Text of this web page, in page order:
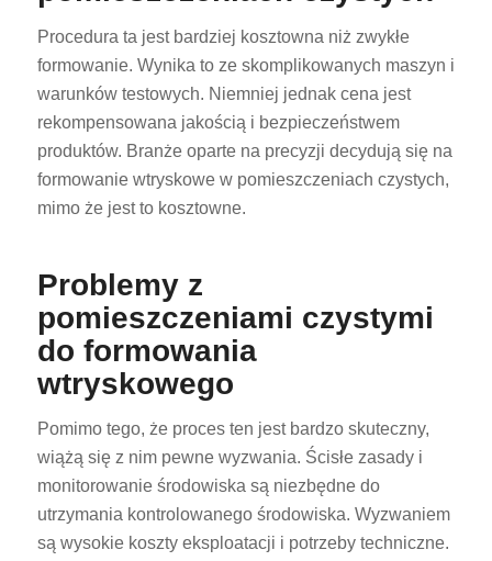
Procedura ta jest bardziej kosztowna niż zwykłe
formowanie. Wynika to ze skomplikowanych maszyn i
warunków testowych. Niemniej jednak cena jest
rekompensowana jakością i bezpieczeństwem
produktów. Branże oparte na precyzji decydują się na
formowanie wtryskowe w pomieszczeniach czystych,
mimo że jest to kosztowne.
Problemy z
pomieszczeniami czystymi
do formowania
wtryskowego
Pomimo tego, że proces ten jest bardzo skuteczny,
wiążą się z nim pewne wyzwania. Ścisłe zasady i
monitorowanie środowiska są niezbędne do
utrzymania kontrolowanego środowiska. Wyzwaniem
są wysokie koszty eksploatacji i potrzeby techniczne.